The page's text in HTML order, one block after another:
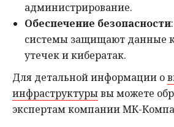
администрирование.
Обеспечение безопасности
системы защищают данные
утечек и кибератак.
Для детальной информации о
инфраструктурывы можете
экспертам компании МК-